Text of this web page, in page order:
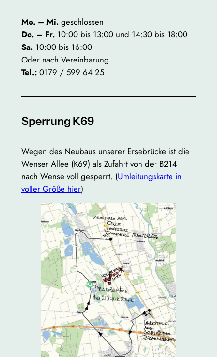
Mo. – Mi.geschlossen
Do. – Fr. 10:00 bis 13:00 und 14:30 bis 18:00
Sa.10:00 bis 16:00
Oder nach Vereinbarung
Tel.:0179 / 599 64 25
Sperrung K69
Wegen des Neubaus unserer Ersebrücke ist die
Wenser Allee (K69) als Zufahrt von der B214
nach Wense voll gesperrt. (Umleitungskarte in
voller Größe hier)